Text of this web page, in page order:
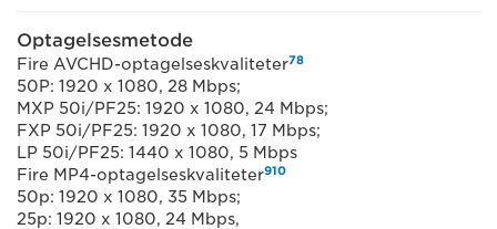
Optagelsesmetode
Fire AVCHD-optagelseskvaliteter78
50P: 1920 x 1080, 28 Mbps;
MXP 50i/PF25: 1920 x 1080, 24 Mbps;
FXP 50i/PF25: 1920 x 1080, 17 Mbps;
LP 50i/PF25: 1440 x 1080, 5 Mbps
Fire MP4-optagelseskvaliteter910
50p: 1920 x 1080, 35 Mbps;
25p: 1920 x 1080, 24 Mbps,